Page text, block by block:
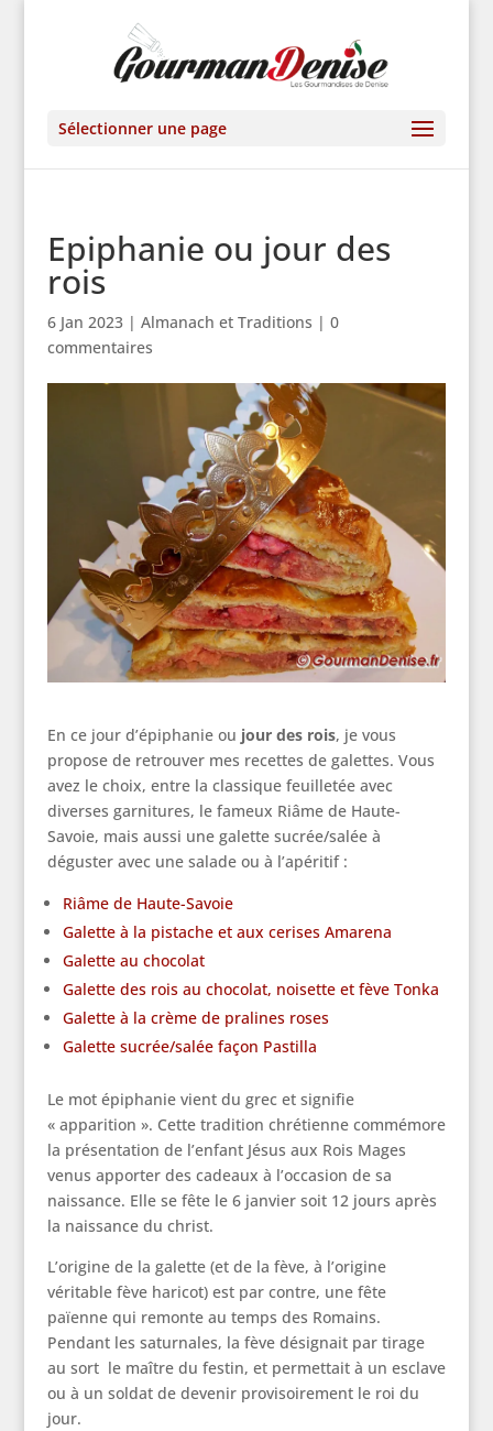
Sélectionner une page
Epiphanie ou jour des
rois
6 Jan 2023| Almanach et Traditions | 0
commentaires
En ce jour d’épiphanie ou jour des rois, je vous
propose de retrouver mes recettes de galettes. Vous
avez le choix, entre la classique feuilletée avec
diverses garnitures, le fameux Riâme de Haute-
Savoie, mais aussi une galette sucrée/salée à
déguster avec une salade ou à l’apéritif :
Riâme de Haute-Savoie
Galette à la pistache et aux cerises Amarena
Galette au chocolat
Galette des rois au chocolat, noisette et fève Tonka
Galette à la crème de pralines roses
Galette sucrée/salée façon Pastilla
Le mot épiphanie vient du grec et signifie
« apparition ». Cette tradition chrétienne commémore
la présentation de l’enfant Jésus aux Rois Mages
venus apporter des cadeaux à l’occasion de sa
naissance. Elle se fête le 6 janvier soit 12 jours après
la naissance du christ.
L’origine de la galette (et de la fève, à l’origine
véritable fève haricot) est par contre, une fête
païenne qui remonte au temps des Romains.
Pendant les saturnales, la fève désignait par tirage
au sort le maître du festin, et permettait à un esclave
ou à un soldat de devenir provisoirement le roi du
jour.